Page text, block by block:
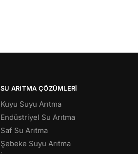
SU ARITMA ÇÖZÜMLERI
Kuyu Suyu Arıtma
Endüstriyel Su Arıtma
Saf Su Arıtma
Şebeke Suyu Arıtma